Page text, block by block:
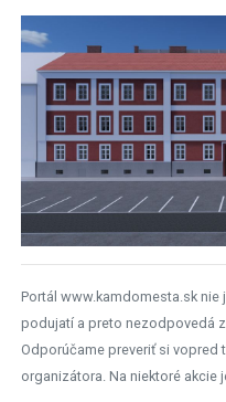
Portál www.kamdomesta.sk
podujatí a preto nezodpovedá
Odporúčame preveriť si vopred
organizátora. Na niektoré